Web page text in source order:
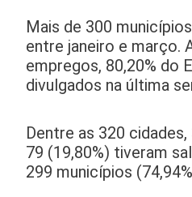
Mais de 300
entre janeiro e março.
empregos, 80,20% do
divulgados na última
Dentre as 320
79 (19,80%) tiveram
299 municípios